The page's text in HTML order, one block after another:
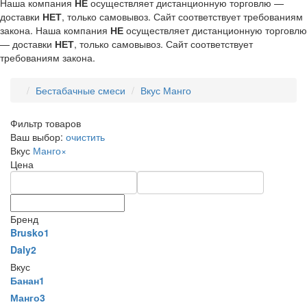
Наша компания НЕ осуществляет дистанционную торговлю —
доставки НЕТ, только самовывоз. Сайт соответствует требованиям
закона. Наша компания НЕ осуществляет дистанционную торговлю
— доставки НЕТ, только самовывоз. Сайт соответствует
требованиям закона.
Бестабачные смеси Вкус Манго
Фильтр товаров
Ваш выбор: очистить
Вкус Манго×
Цена
Бренд
Brusko1
Daly2
Вкус
Банан1
Манго3